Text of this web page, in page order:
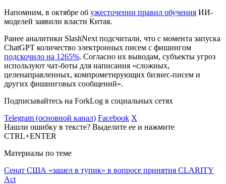
Напомним, в октябре об ужесточении правил обучения ИИ-
моделей заявили власти Китая.
Ранее аналитики SlashNext подсчитали, что с момента запуска
ChatGPT количество электронных писем с фишингом
подскочило на 1265%. Согласно их выводам, субъекты угроз
используют чат-боты для написания «сложных,
целенаправленных, компрометирующих бизнес-писем и
других фишинговых сообщений».
Подписывайтесь на ForkLog в социальных сетях
Telegram (основной канал) Facebook X
Нашли ошибку в тексте? Выделите ее и нажмите
CTRL+ENTER
Материалы по теме
Сенат США «зашел в тупик» в вопросе принятия CLARITY
Act